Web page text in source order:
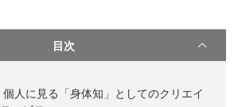
目次
個人に見る「身体知」としてのクリエイ